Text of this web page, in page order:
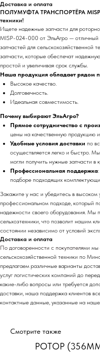
Доставка и оплата
ПОЛУМУФТА ТРАНСПОРТЁРА
техники!
Ищете надежные запчасти для
MISP-024-000 от ЭльАгро —
запчастей для сельскохозяйственной
запчасти, которые обеспечат
простой и увеличивая срок службы.
Наша продукция обладает рядом
Высокое качество.
Долговечность.
Идеальная совместимость.
Почему выбирают ЭльАгро?
Прямое сотрудничество с
цены на качественную продукцию
Удобные условия доставки по
осуществляется легко и быстро.
могли получить нужные запчасти в
Профессиональная поддержка
подборе подходящих
Закажите у нас и убедитесь в
профессиональном подходе, который
надежности своего оборудования. Мы
сельхозтехники, что позволит нашим
состоянии независимо от условий
Доставка и оплата
По договоренности с покупателями мы
сельскохозяйственной техники по
предлагаем различные варианты
услуг логистических компаний до
какие-либо вопросы или требуется
доставки, наша поддержка клиентов
контактные данные, указанные на
Смотрите также
РОТОР